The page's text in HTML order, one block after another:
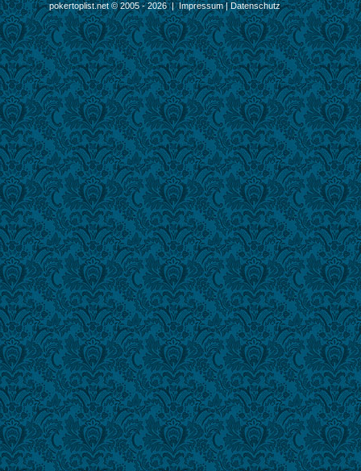
pokertoplist.net © 2005 - 2026 |Impressum|Datenschutz